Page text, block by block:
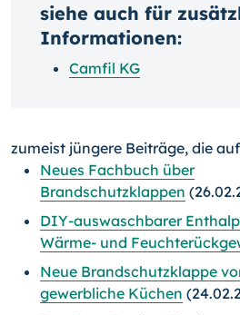
siehe auch für
Informationen:
Camfil KG
zumeist jüngere Beiträge, die
Neues Fachbuch über
Brandschutzklappen
DIY-auswaschbarer
Wärme- und
Neue Brandschutzklappe
gewerbliche Küchen